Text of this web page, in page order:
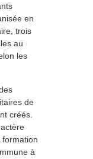
en
trois
au
les
de
créés.
à